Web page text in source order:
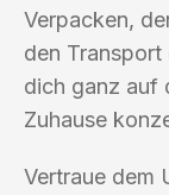
Verpacken,
den Transport
dich ganz auf
Zuhause
Vertraue dem